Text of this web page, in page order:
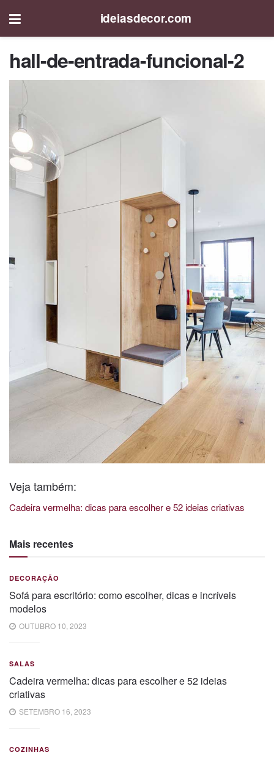
ideiasdecor.com
hall-de-entrada-funcional-2
Veja também:
Cadeira vermelha: dicas para escolher e 52 ideias criativas
Mais recentes
DECORAÇÃO
Sofá para escritório: como escolher, dicas e incríveis
modelos
OUTUBRO 10, 2023
SALAS
Cadeira vermelha: dicas para escolher e 52 ideias
criativas
SETEMBRO 16, 2023
COZINHAS